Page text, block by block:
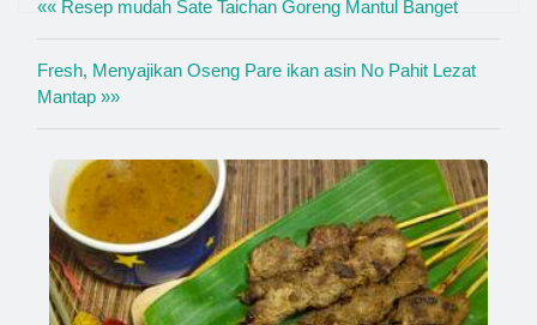
«« Resep mudah Sate Taichan Goreng Mantul Banget
Fresh, Menyajikan Oseng Pare ikan asin No Pahit Lezat
Mantap »»